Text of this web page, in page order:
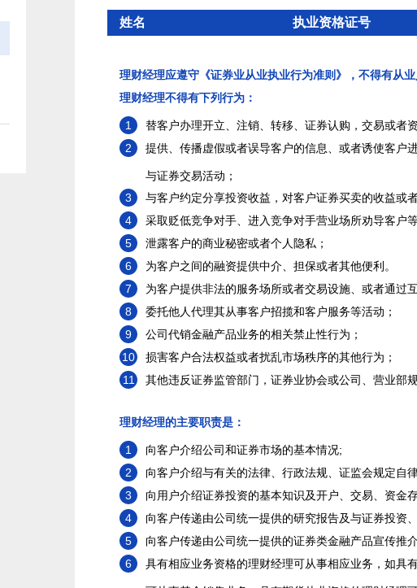
姓名 执业资格证号
理财经理应遵守《证券业从业执业行为准则》，不得有从
理财经理不得有下列行为：
1
替客户办理开立、注销、转移、证券认购，交易或者
2
提供、传播虚假或者误导客户的信息、或者诱使客户
与证券交易活动；
3
与客户约定分享投资收益，对客户证券买卖的收益或
4
采取贬低竞争对手、进入竞争对手营业场所劝导客户
5
泄露客户的商业秘密或者个人隐私；
6
为客户之间的融资提供中介、担保或者其他便利。
7
为客户提供非法的服务场所或者交易设施、或者通过
8
委托他人代理其从事客户招揽和客户服务等活动；
9
公司代销金融产品业务的相关禁止性行为；
10
损害客户合法权益或者扰乱市场秩序的其他行为；
11
其他违反证券监管部门，证券业协会或公司、营业部规
理财经理的主要职责是：
1
向客户介绍公司和证券市场的基本情况;
2
向客户介绍与有关的法律、行政法规、证监会规定自
3
向用户介绍证券投资的基本知识及开户、交易、资金
4
向客户传递由公司统一提供的研究报告及与证券投资
5
向客户传递由公司统一提供的证券类金融产品宣传推
6
具有相应业务资格的理财经理可从事相应业务，如具